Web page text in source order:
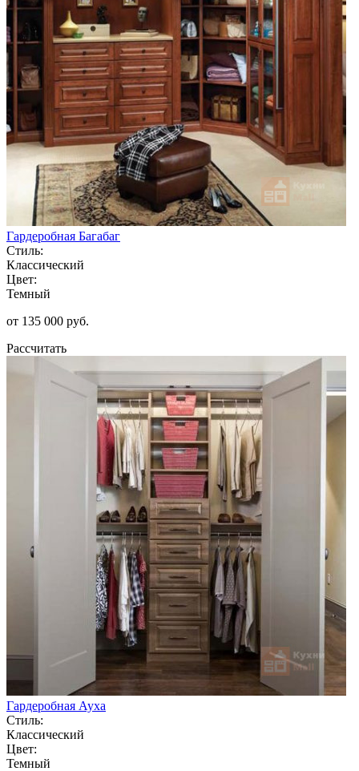
Гардеробная Багабаг
Стиль:
Классический
Цвет:
Темный
от 135 000 руб.
Рассчитать
Гардеробная Ауха
Стиль:
Классический
Цвет:
Темный